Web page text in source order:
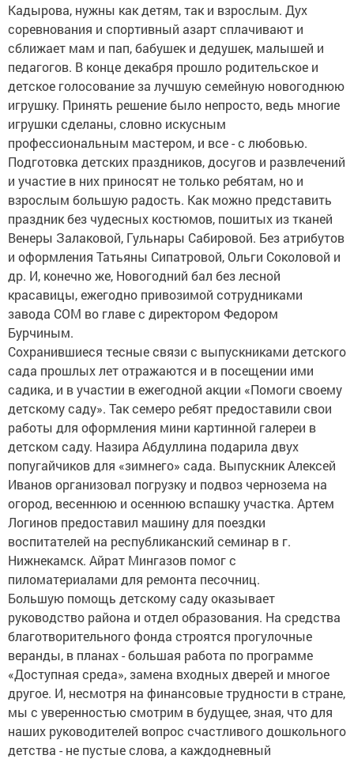
Кадырова, нужны как детям, так и взрослым. Дух
соревнования и спортивный азарт сплачивают и
сближает мам и пап, бабушек и дедушек, малышей и
педагогов. В конце декабря прошло родительское и
детское голосование за лучшую семейную новогоднюю
игрушку. Принять решение было непросто, ведь многие
игрушки сделаны, словно искусным
профессиональным мастером, и все - с любовью.
Подготовка детских праздников, досугов и развлечений
и участие в них приносят не только ребятам, но и
взрослым большую радость. Как можно представить
праздник без чудесных костюмов, пошитых из тканей
Венеры Залаковой, Гульнары Сабировой. Без атрибутов
и оформления Татьяны Сипатровой, Ольги Соколовой и
др. И, конечно же, Новогодний бал без лесной
красавицы, ежегодно привозимой сотрудниками
завода СОМ во главе с директором Федором
Бурчиным.
Сохранившиеся тесные связи с выпускниками детского
сада прошлых лет отражаются и в посещении ими
садика, и в участии в ежегодной акции «Помоги своему
детскому саду». Так семеро ребят предоставили свои
работы для оформления мини картинной галереи в
детском саду. Назира Абдуллина подарила двух
попугайчиков для «зимнего» сада. Выпускник Алексей
Иванов организовал погрузку и подвоз чернозема на
огород, весеннюю и осеннюю вспашку участка. Артем
Логинов предоставил машину для поездки
воспитателей на республиканский семинар в г.
Нижнекамск. Айрат Мингазов помог с
пиломатериалами для ремонта песочниц.
Большую помощь детскому саду оказывает
руководство района и отдел образования. На средства
благотворительного фонда строятся прогулочные
веранды, в планах - большая работа по программе
«Доступная среда», замена входных дверей и многое
другое. И, несмотря на финансовые трудности в стране,
мы с уверенностью смотрим в будущее, зная, что для
наших руководителей вопрос счастливого дошкольного
детства - не пустые слова, а каждодневный